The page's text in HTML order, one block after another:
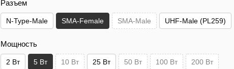
Разъем
N-Type-Male SMA-Female SMA-Male UHF-Male (PL259)
Мощность
2 Вт 5 Вт 10 Вт 25 Вт 50 Вт 100 Вт 200 Вт